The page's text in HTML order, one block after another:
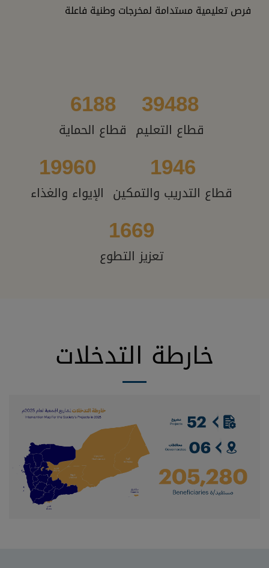
فرص تعليمية مستدامة لمخرجات وطنية فاعلة
39488
قطاع التعليم
6188
قطاع الحماية
1946
قطاع التدريب والتمكين
19960
الإيواء والغذاء
1669
تعزيز التطوع
خارطة التدخلات